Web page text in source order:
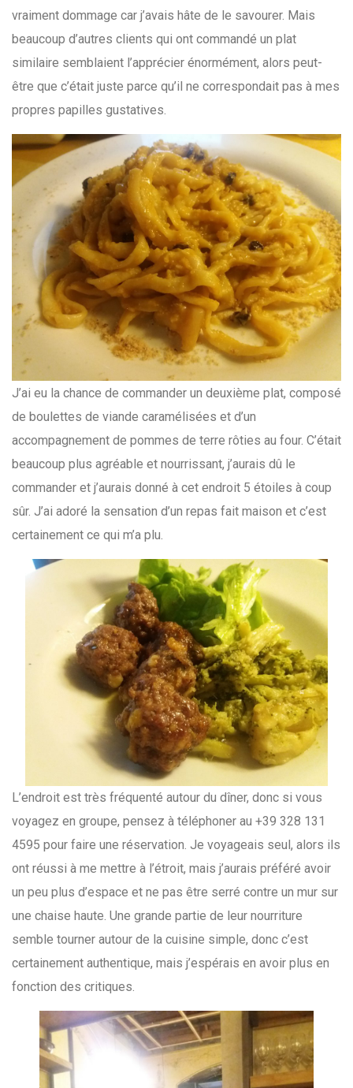
vraiment dommage car j’avais hâte de le savourer. Mais
beaucoup d’autres clients qui ont commandé un plat
similaire semblaient l’apprécier énormément, alors peut-
être que c’était juste parce qu’il ne correspondait pas à mes
propres papilles gustatives.
J’ai eu la chance de commander un deuxième plat, composé
de boulettes de viande caramélisées et d’un
accompagnement de pommes de terre rôties au four. C’était
beaucoup plus agréable et nourrissant, j’aurais dû le
commander et j’aurais donné à cet endroit 5 étoiles à coup
sûr. J’ai adoré la sensation d’un repas fait maison et c’est
certainement ce qui m’a plu.
L’endroit est très fréquenté autour du dîner, donc si vous
voyagez en groupe, pensez à téléphoner au +39 328 131
4595 pour faire une réservation. Je voyageais seul, alors ils
ont réussi à me mettre à l’étroit, mais j’aurais préféré avoir
un peu plus d’espace et ne pas être serré contre un mur sur
une chaise haute. Une grande partie de leur nourriture
semble tourner autour de la cuisine simple, donc c’est
certainement authentique, mais j’espérais en avoir plus en
fonction des critiques.